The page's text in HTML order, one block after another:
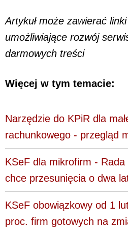
Artykuł może zawierać
umożliwiające rozwój
darmowych treści
Więcej w tym temacie:
Narzędzie do KPiR dla
rachunkowego - przegląd
KSeF dla mikrofirm -
chce przesunięcia o dwa
KSeF obowiązkowy od 1
proc. firm gotowych na